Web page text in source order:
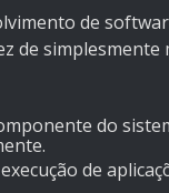
de
de
do
de